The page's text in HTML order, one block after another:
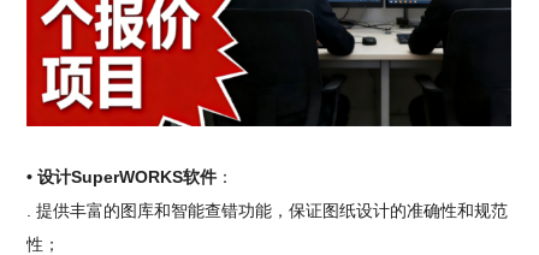
• 设计SuperWORKS软件 ：
. 提供丰富的图库和智能查错功能，保证图纸设计的准确性和规范
性；